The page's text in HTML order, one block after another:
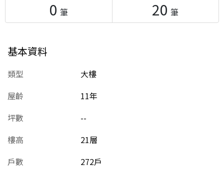
0 筆 20 筆
基本資料
類型
大樓
屋齡
11年
坪數
--
樓高
21層
戶數
272戶